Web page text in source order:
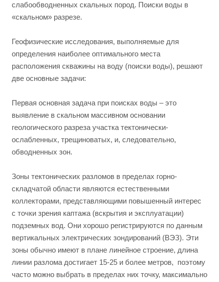
слабообводненных скальных пород. Поиски воды в
«скальном» разрезе.
Геофизические исследования, выполняемые для
определения наиболее оптимального места
расположения скважины на воду (поиски воды), решают
две основные задачи:
Первая основная задача при поисках воды – это
выявление в скальном массивном основании
геологического разреза участка тектонически-
ослабленных, трещиноватых, и, следовательно,
обводненных зон.
Зоны тектонических разломов в пределах горно-
складчатой области являются естественными
коллекторами, представляющими повышенный интерес
с точки зрения каптажа (вскрытия и эксплуатации)
подземных вод. Они хорошо регистрируются по данным
вертикальных электрических зондирований (ВЭЗ). Эти
зоны обычно имеют в плане линейное строение, длина
линии разлома достигает 15-25 и более метров, поэтому
часто можно выбрать в пределах них точку, максимально